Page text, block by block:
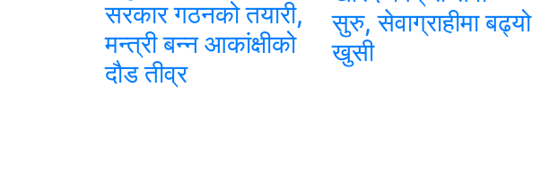
सरकार गठनको तयारी,
मन्त्री बन्न आकांक्षीको
दौड तीव्र
सुरु, सेवाग्राहीमा बढ्यो
खुसी